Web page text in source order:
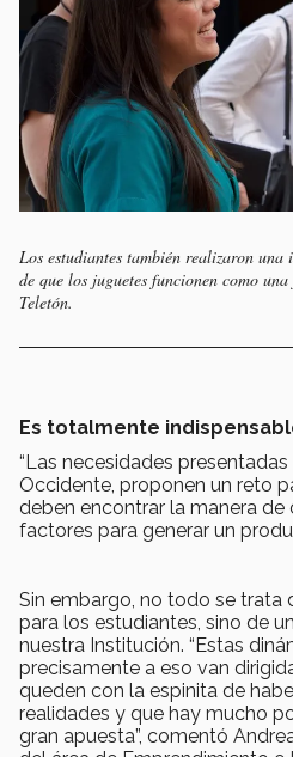
Los estudiantes también realizaron
de que los juguetes funcionen como
Teletón.
Es totalmente
“​Las necesidades​
Occidente,​ ​proponen​ ​un​ ​reto​
deben​ ​encontrar​ ​la​ ​manera​ ​de​
factores​ ​para​ ​generar un​
Sin​ ​embargo,​ ​no​ ​todo​ ​se​ ​trata​
para​ ​los​ ​estudiantes,​ ​sino​ ​de​
nuestra Institución.​ ​“​Estas
precisamente a eso van
queden con la espinita de
realidades y que hay mucho
gran apuesta​”​, ​comentó